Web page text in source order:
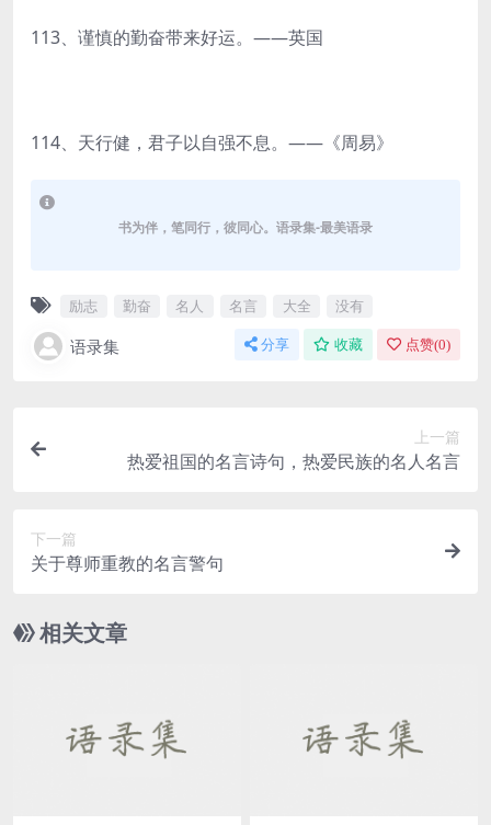
113、谨慎的勤奋带来好运。——英国
114、天行健，君子以自强不息。——《周易》
书为伴，笔同行，彼同心。语录集-最美语录
励志 勤奋 名人 名言 大全 没有
语录集 分享 收藏 点赞(0)
上一篇
热爱祖国的名言诗句，热爱民族的名人名言
下一篇
关于尊师重教的名言警句
相关文章